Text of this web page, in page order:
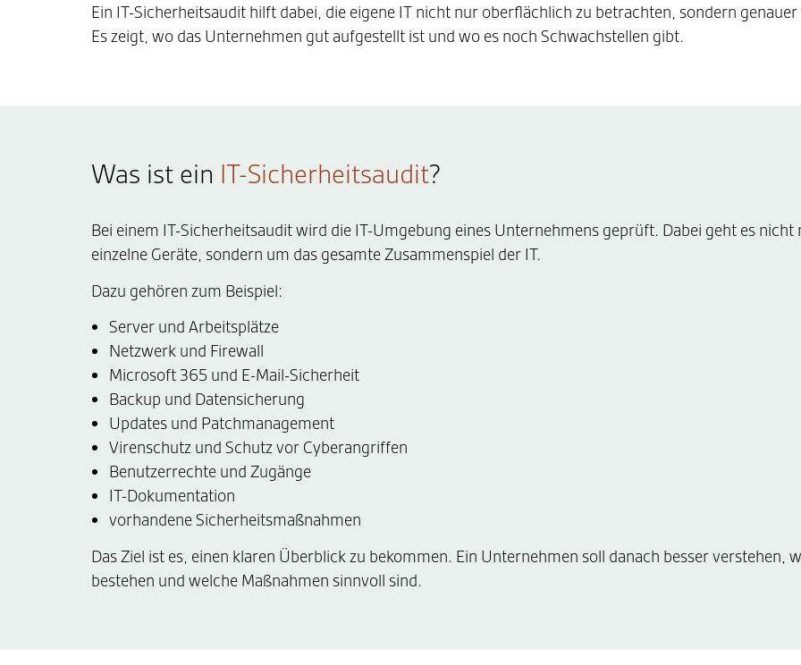
Ein IT-Sicherheitsaudit hilft dabei, die eigene IT nicht nur oberflächlich zu betrachten, sondern
Es zeigt, wo das Unternehmen gut aufgestellt ist und wo es noch Schwachstellen gibt.
Was ist ein IT-Sicherheitsaudit?
Bei einem IT-Sicherheitsaudit wird die IT-Umgebung eines Unternehmens geprüft. Dabei geht es nicht
einzelne Geräte, sondern um das gesamte Zusammenspiel der IT.
Dazu gehören zum Beispiel:
Server und Arbeitsplätze
Netzwerk und Firewall
Microsoft 365 und E-Mail-Sicherheit
Backup und Datensicherung
Updates und Patchmanagement
Virenschutz und Schutz vor Cyberangriffen
Benutzerrechte und Zugänge
IT-Dokumentation
vorhandene Sicherheitsmaßnahmen
Das Ziel ist es, einen klaren Überblick zu bekommen. Ein Unternehmen soll danach besser verstehen,
bestehen und welche Maßnahmen sinnvoll sind.